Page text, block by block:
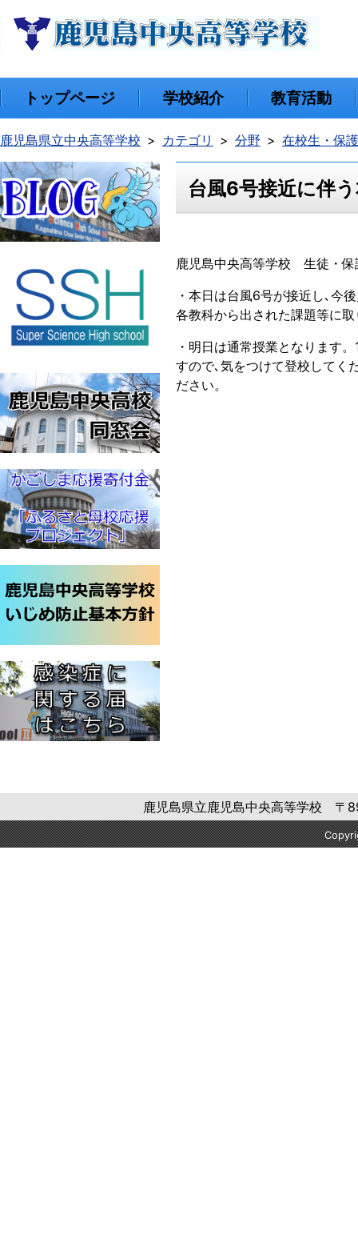
トップページ 学校紹介 教育活動
鹿児島県立中央高等学校 カテゴリ 分野 在校生・保
台風6号接近に伴
鹿児島中央高等学校 生徒・保
・本日は台風6号が接近し､今
各教科から出された課題等に
・明日は通常授業となります
すので､気をつけて登校してく
ださい。
鹿児島県立鹿児島中央高等学校